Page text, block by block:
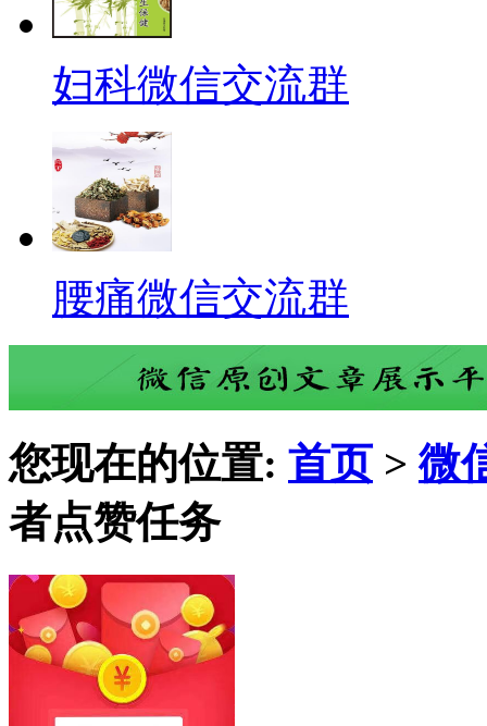
妇科微信交流群
腰痛微信交流群
您现在的位置: 首页 >微
者点赞任务